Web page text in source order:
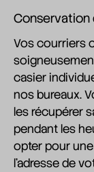
Conservation
Vos courriers
casier
nos bureaux.
les récupérer
pendant les
opter pour
l'adresse de